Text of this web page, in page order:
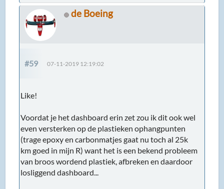
de Boeing
#59 07-11-2019 12:19:02
Like!
Voordat je het dashboard erin zet zou ik dit ook wel
even versterken op de plastieken ophangpunten
(trage epoxy en carbonmatjes gaat nu toch al 25k
km goed in mijn R) want het is een bekend probleem
van broos wordend plastiek, afbreken en daardoor
losliggend dashboard...